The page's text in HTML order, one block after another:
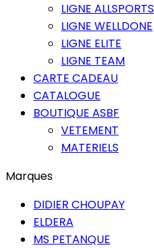
LIGNE ALLSPORTS
LIGNE WELLDONE
LIGNE ELITE
LIGNE TEAM
CARTE CADEAU
CATALOGUE
BOUTIQUE ASBF
VETEMENT
MATERIELS
Marques
DIDIER CHOUPAY
ELDERA
MS PETANQUE